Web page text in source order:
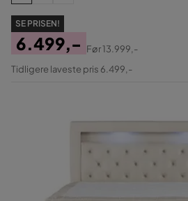
SE PRISEN!
Pris
6.499,-
Original
Før13.999,-
Tidligere laveste pris 6.499,-